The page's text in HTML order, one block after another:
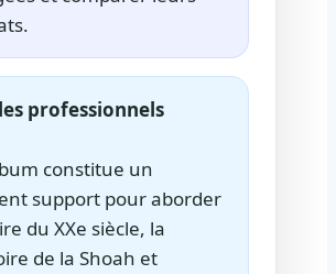
professionnels
constitue un
support pour aborder
du XXe siècle, la
de la Shoah et